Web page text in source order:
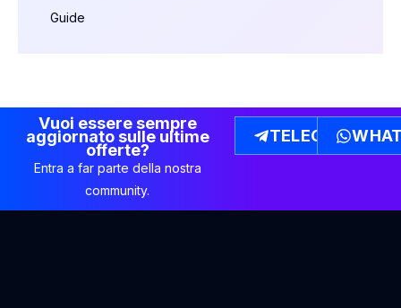
Guide
Vuoi essere sempre
aggiornato sulle ultime
offerte?
Entra a far parte della nostra
community.
TELEGRAM